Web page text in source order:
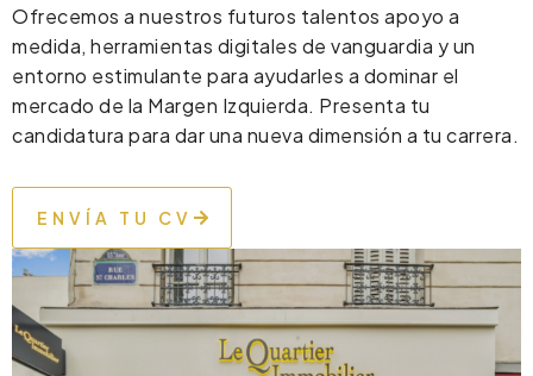
Ofrecemos a nuestros futuros talentos apoyo a
medida, herramientas digitales de vanguardia y un
entorno estimulante para ayudarles a dominar el
mercado de la Margen Izquierda. Presenta tu
candidatura para dar una nueva dimensión a tu carrera.
ENVÍA TU CV